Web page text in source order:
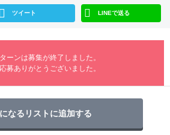
ツイート LINEで送る
ーンは募集が終了しました。
募ありがとうございました。
なるリストに追加する